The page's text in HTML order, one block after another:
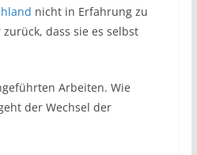
nicht in Erfahrung zu
dass sie es selbst
Arbeiten. Wie
der Wechsel der